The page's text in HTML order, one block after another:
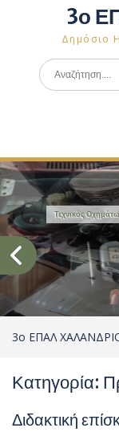
3ο
Δημόσιο
Search
for:
Τεχνικός
3ο ΕΠΑΛ
Κατηγορία:
Διδακτική